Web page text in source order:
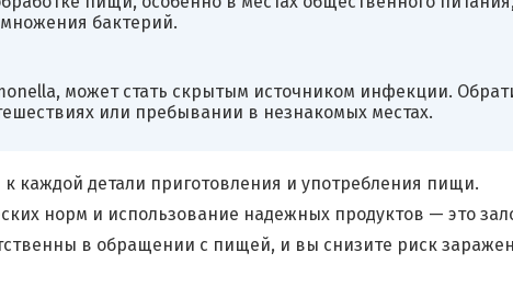
бактерий.
может стать скрытым источником инфекции.
или пребывании в незнакомых местах.
каждой детали приготовления и употребления пищи.
норм и использование надежных продуктов — это
в обращении с пищей, и вы снизите риск